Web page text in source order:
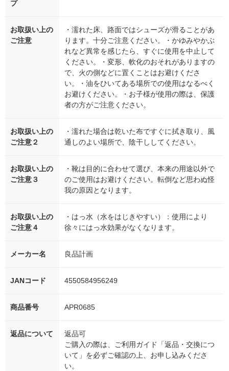
プ
お取扱い上の
ご注意
・濡れた床、路面ではシューズが滑ることがあ
ります。十分ご注意ください。・かゆみやかぶ
れなど異常を感じたら、すぐに使用を中止して
ください。・変形、軟化のおそれがありますの
で、火の側などに置くことはお避けくださ
い。・油をひいてある場所での使用はなるべく
お避けください。・お子様が使用の際は、保護
者の方がご注意ください。
お取扱い上の
ご注意２
・濡れた場合は乾いた布ですぐに拭き取り、風
通しのよい場所で、陰干ししてください。
お取扱い上の
ご注意３
・靴は目的に合わせて選び、本来の用途以外で
のご使用はお避けください。転倒など思わぬ怪
我の原因となります。
お取扱い上の
ご注意４
・はっ水（水をはじきやすい）：使用により
徐々にはっ水効果がなくなります。
メーカー名 良品計画
JANコード 4550584956249
商品番号 APR0685
返品について
返品可
ご購入の際は、ご利用ガイド「返品・交換につ
いて」を必ずご確認の上、お申し込みくださ
い。